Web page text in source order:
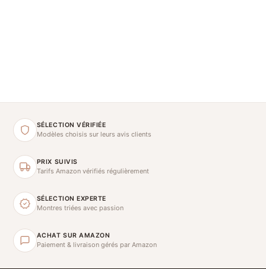
SÉLECTION VÉRIFIÉE
Modèles choisis sur leurs avis clients
PRIX SUIVIS
Tarifs Amazon vérifiés régulièrement
SÉLECTION EXPERTE
Montres triées avec passion
ACHAT SUR AMAZON
Paiement & livraison gérés par Amazon